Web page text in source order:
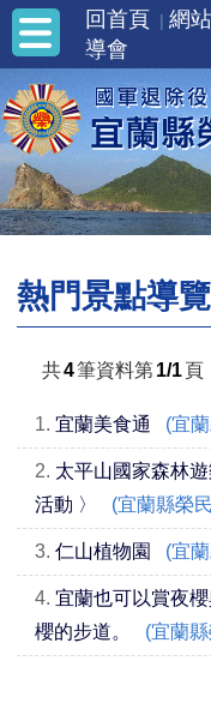
回首頁 網
導會
熱門景點導覽
共4筆資料第1/1頁
1. 宜蘭美食通 (宜
2. 太平山國家森林
活動 〉
(宜蘭縣榮
3. 仁山植物園 (宜
4. 宜蘭也可以賞夜
櫻的步道。
(宜蘭